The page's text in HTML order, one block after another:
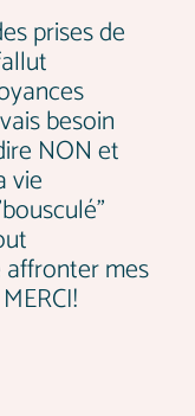
prises de
besoin
NON et
vie
mes